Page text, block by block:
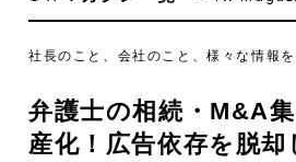
社長のこと、会社のこと、様々な情報を
弁護士の相続・M&A
産化！広告依存を脱